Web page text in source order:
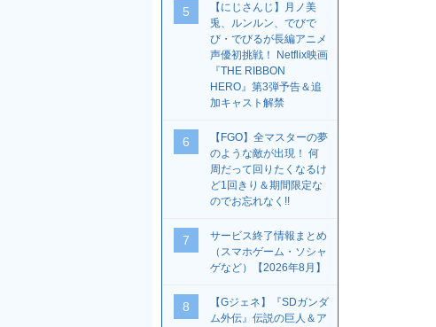
5
【にじさんじ】月ノ美
兎、ルンルン、でびで
び・でびるが長編アニメ
声優初挑戦！ Netflix映画
『THE RIBBON
HERO』第3弾予告＆追
加キャスト解禁
6
【FGO】全マスターの夢
のような敵が出現！ 何
周だって回りたくなるけ
ど1回きり＆期間限定な
のでお忘れなく!!
7
サービス終了情報まとめ
（スマホゲーム・ソシャ
ゲなど）【2026年8月】
8
【Gジェネ】『SDガンダ
ム外伝』伝説の巨人＆ア